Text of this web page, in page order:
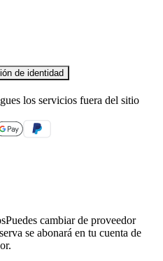
de identidad
los servicios fuera del sitio
Puedes cambiar de proveedor
se abonará en tu cuenta de